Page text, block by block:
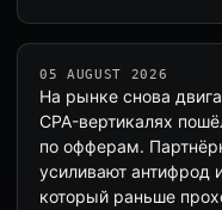
05 AUGUST 2026
На рынке снова
CPA-вертикалях
по офферам.
усиливают антифрод
который раньше